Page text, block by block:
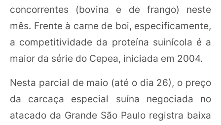
concorrentes (bovina e de frango) neste
mês. Frente à carne de boi, especificamente,
a competitividade da proteína suinícola é a
maior da série do Cepea, iniciada em 2004.
Nesta parcial de maio (até o dia 26), o preço
da carcaça especial suína negociada no
atacado da Grande São Paulo registra baixa